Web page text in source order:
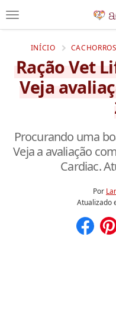
INÍCIO CACHORROS
Ração Vet
Veja
Procurando uma
Veja a avaliação
Cardiac.
Por
Atualizado